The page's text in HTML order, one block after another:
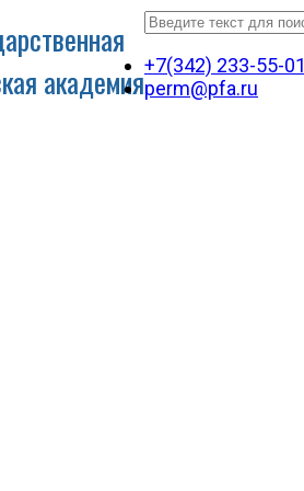
академия+7(342) 233-55-01
perm@pfa.ru